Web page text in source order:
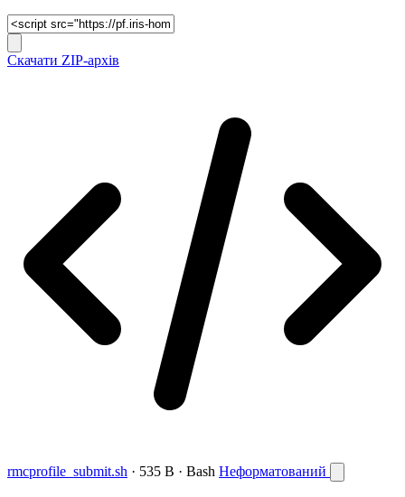
Скачати ZIP-архів
rmcprofile_submit.sh · 535 B · Bash Неформатований